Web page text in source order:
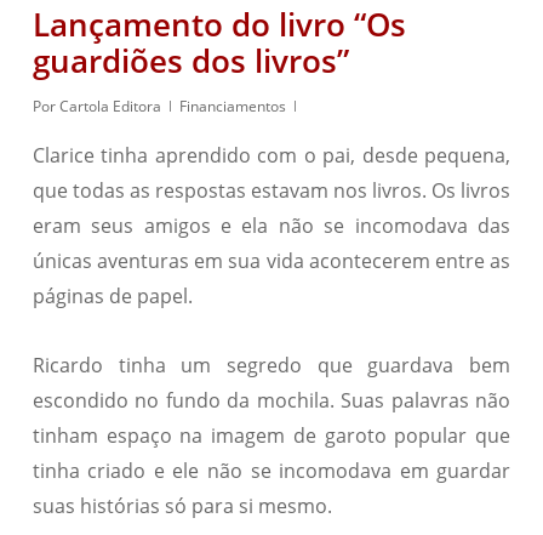
Lançamento do livro “Os
guardiões dos livros”
PorCartola Editora Financiamentos
Clarice tinha aprendido com o pai, desde pequena,
que todas as respostas estavam nos livros. Os livros
eram seus amigos e ela não se incomodava das
únicas aventuras em sua vida acontecerem entre as
páginas de papel.
Ricardo tinha um segredo que guardava bem
escondido no fundo da mochila. Suas palavras não
tinham espaço na imagem de garoto popular que
tinha criado e ele não se incomodava em guardar
suas histórias só para si mesmo.